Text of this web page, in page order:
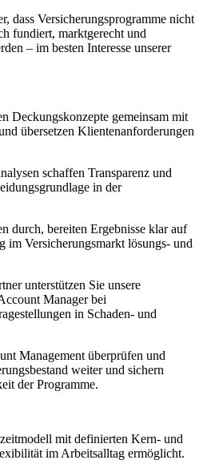
dass Versicherungsprogramme nicht
fundiert, marktgerecht und
– im besten Interesse unserer
Deckungskonzepte gemeinsam mit
übersetzen Klientenanforderungen
schaffen Transparenz und
in der
durch, bereiten Ergebnisse klar auf
im Versicherungsmarkt lösungs- und
unterstützen Sie unsere
Manager bei
in Schaden- und
Management überprüfen und
weiter und sichern
der Programme.
mit definierten Kern‐ und
im Arbeitsalltag ermöglicht.